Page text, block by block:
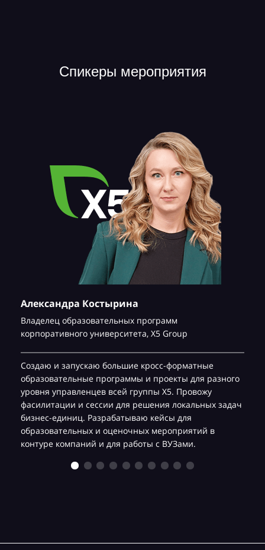
Спикеры мероприятия
Александра Костырина
Владелец образовательных программ
корпоративного университета, Х5 Group
Создаю и запускаю большие кросс-форматные
образовательные программы и проекты для разного
уровня управленцев всей группы Х5. Провожу
фасилитации и сессии для решения локальных задач
бизнес-единиц. Разрабатываю кейсы для
образовательных и оценочных мероприятий в
контуре компаний и для работы с ВУЗами.